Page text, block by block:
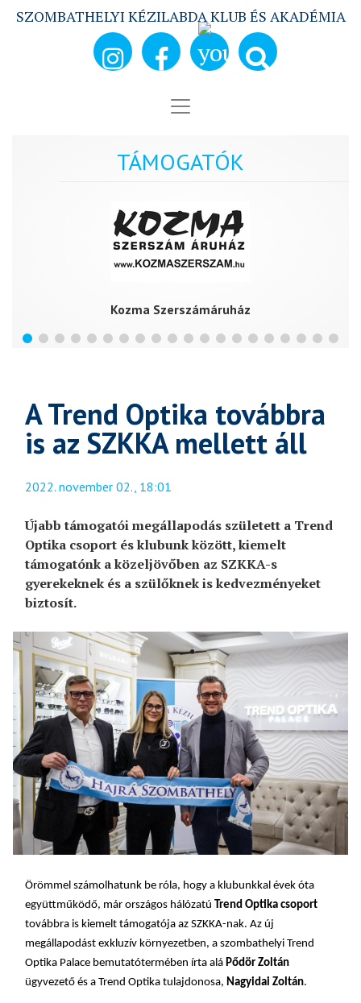
SZOMBATHELYI KÉZILABDA KLUB ÉS AKADÉMIA
TÁMOGATÓK
Kozma Szerszámáruház
A Trend Optika továbbra
is az SZKKA mellett áll
2022. november 02., 18:01
Újabb támogatói megállapodás született a Trend
Optika csoport és klubunk között, kiemelt
támogatónk a közeljövőben az SZKKA-s
gyerekeknek és a szülőknek is kedvezményeket
biztosít.
Örömmel számolhatunk be róla, hogy a klubunkkal évek óta
együttműködő, már országos hálózatú Trend Optika csoport
továbbra is kiemelt támogatója az SZKKA-nak. Az új
megállapodást exkluzív környezetben, a szombathelyi Trend
Optika Palace bemutatótermében írta alá Pődör Zoltán
ügyvezető és a Trend Optika tulajdonosa, Nagyidai Zoltán.